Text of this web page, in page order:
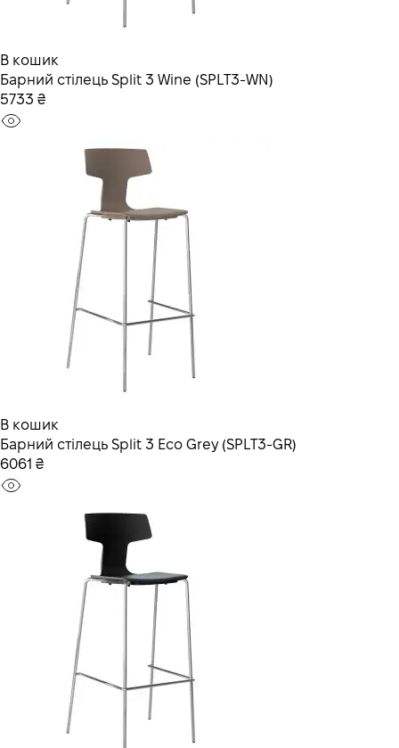
В кошик
Барний стілець Split 3 Wine (SPLT3-WN)
5733 ₴
В кошик
Барний стілець Split 3 Eco Grey (SPLT3-GR)
6061 ₴